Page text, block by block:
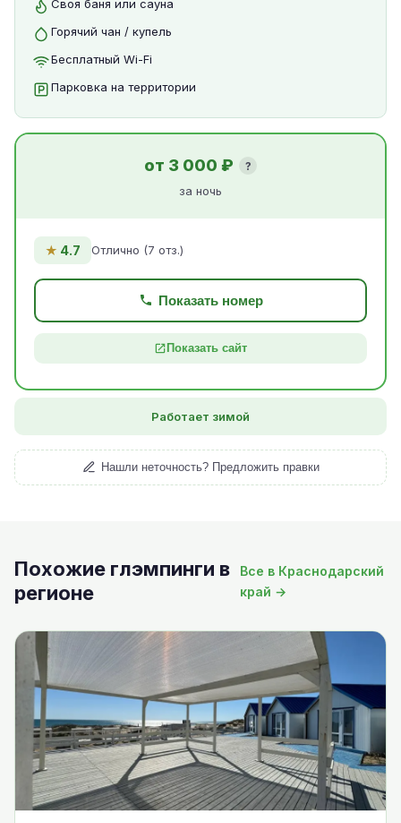
Своя баня или сауна
Горячий чан / купель
Бесплатный Wi-Fi
Парковка на территории
от 3 000 ₽
?
за ночь
★ 4.7 Отлично (7 отз.)
Показать номер
Показать сайт
Работает зимой
Нашли неточность? Предложить правки
Похожие глэмпинги в
регионе
Все в Краснодарский
край →